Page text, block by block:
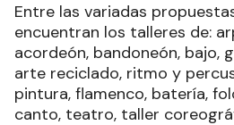
Entre las variadas
encuentran los talleres de:
acordeón, bandoneón, bajo,
arte reciclado, ritmo y
pintura, flamenco, batería,
canto, teatro, taller